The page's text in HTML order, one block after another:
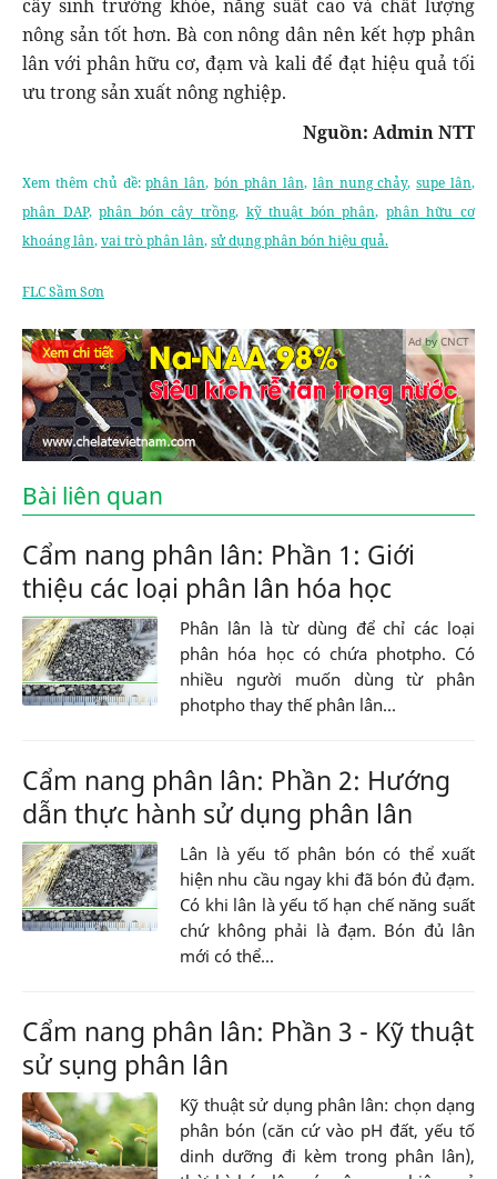
cây sinh trưởng khỏe, năng suất cao và chất lượng
nông sản tốt hơn. Bà con nông dân nên kết hợp phân
lân với phân hữu cơ, đạm và kali để đạt hiệu quả tối
ưu trong sản xuất nông nghiệp.
Nguồn: Admin NTT
Xem thêm chủ đề:phân lân,bón phân lân, lân nung chảy,supe lân,
phân DAP,phân bón cây trồng, kỹ thuật bón phân, phân hữu cơ
khoáng lân,vai trò phân lân,sử dụng phân bón hiệu quả.
FLC Sầm Sơn
Ad by CNCT
Bài liên quan
Cẩm nang phân lân: Phần 1: Giới
thiệu các loại phân lân hóa học
Phân lân là từ dùng để chỉ các loại
phân hóa học có chứa photpho. Có
nhiều người muốn dùng từ phân
photpho thay thế phân lân...
Cẩm nang phân lân: Phần 2: Hướng
dẫn thực hành sử dụng phân lân
Lân là yếu tố phân bón có thể xuất
hiện nhu cầu ngay khi đã bón đủ đạm.
Có khi lân là yếu tố hạn chế năng suất
chứ không phải là đạm. Bón đủ lân
mới có thể...
Cẩm nang phân lân: Phần 3 - Kỹ thuật
sử sụng phân lân
Kỹ thuật sử dụng phân lân: chọn dạng
phân bón (căn cứ vào pH đất, yếu tố
dinh dưỡng đi kèm trong phân lân),